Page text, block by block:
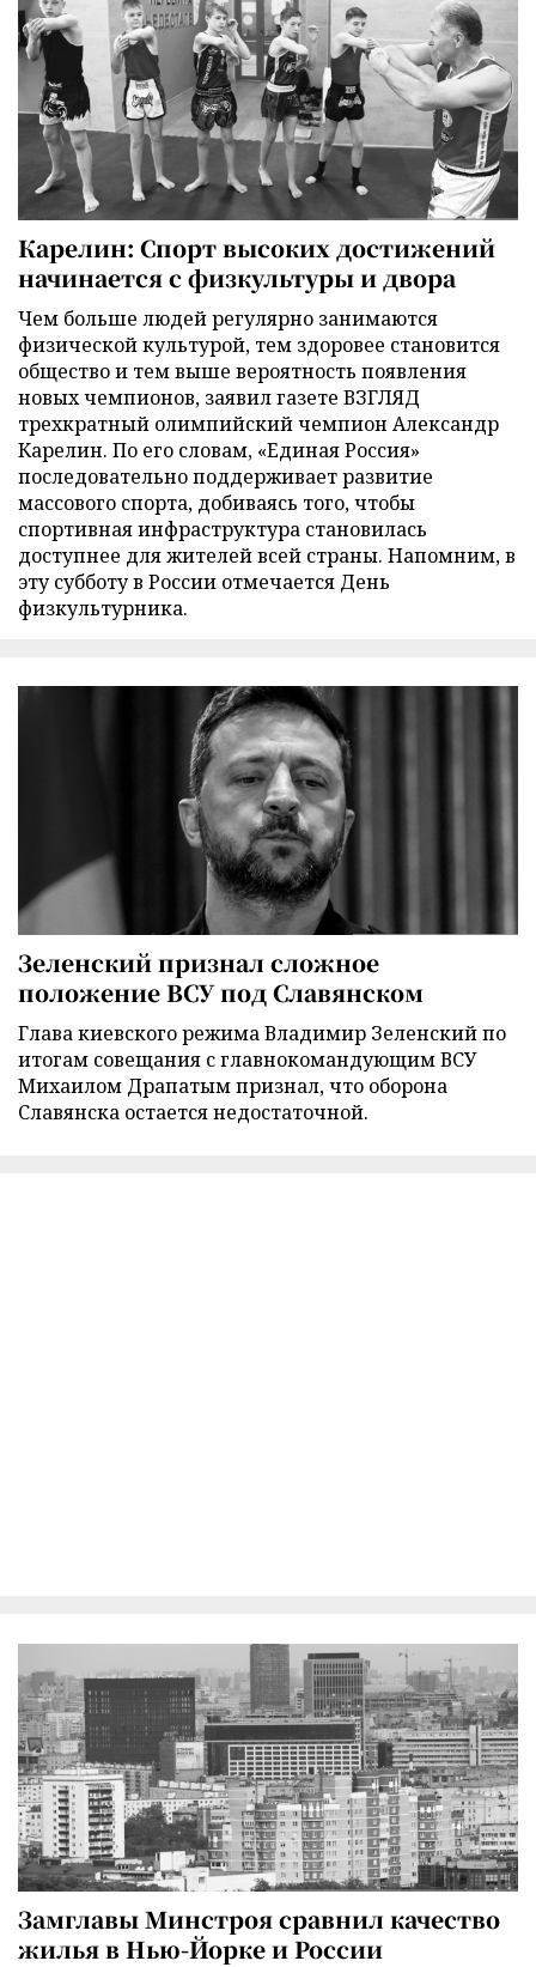
Карелин: Спорт высоких достижений
начинается с физкультуры и двора
Чем больше людей регулярно занимаются
физической культурой, тем здоровее становится
общество и тем выше вероятность появления
новых чемпионов, заявил газете ВЗГЛЯД
трехкратный олимпийский чемпион Александр
Карелин. По его словам, «Единая Россия»
последовательно поддерживает развитие
массового спорта, добиваясь того, чтобы
спортивная инфраструктура становилась
доступнее для жителей всей страны. Напомним, в
эту субботу в России отмечается День
физкультурника.
Зеленский признал сложное
положение ВСУ под Славянском
Глава киевского режима Владимир Зеленский по
итогам совещания с главнокомандующим ВСУ
Михаилом Драпатым признал, что оборона
Славянска остается недостаточной.
Замглавы Минстроя сравнил качество
жилья в Нью-Йорке и России